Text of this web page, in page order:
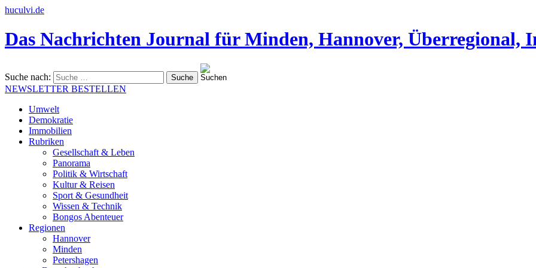
huculvi.de
Das Nachrichten Journal für Minden, Hannover, Überregional,
Suche nach:
NEWSLETTER BESTELLEN
Umwelt
Demokratie
Immobilien
Rubriken
Gesellschaft & Leben
Panorama
Politik & Wirtschaft
Kultur & Reisen
Sport & Gesundheit
Wissen & Technik
Bongos Abenteuer
Regionen
Hannover
Minden
Petershagen